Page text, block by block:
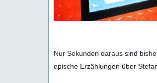
Nur Sekunden daraus sind
epische Erzählungen über